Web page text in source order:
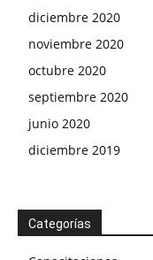
diciembre 2020
noviembre 2020
octubre 2020
septiembre 2020
junio 2020
diciembre 2019
Categorías